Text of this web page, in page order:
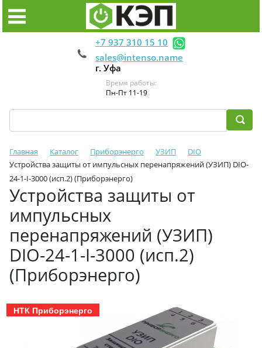
+7 937 310 15 10
sales@intenso.name
г. Уфа
Время работы:
Пн-Пт 11-19
Главная Каталог Приборэнерго УЗИП
DIO
Устройства защиты от импульсных перенапряжений (УЗИП) DIO-
24-1-I-3000 (исп.2) (Приборэнерго)
Устройства защиты от
импульсных
перенапряжений (УЗИП)
DIO-24-1-I-3000 (исп.2)
(Приборэнерго)
НТК Приборэнерго